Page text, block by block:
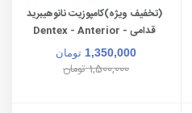
(تخفیف ویژه)کامپوزیت نانوهیبرید
قدامی - Dentex - Anterior
Composite
1,350,000 تومان
1,500,000تومان